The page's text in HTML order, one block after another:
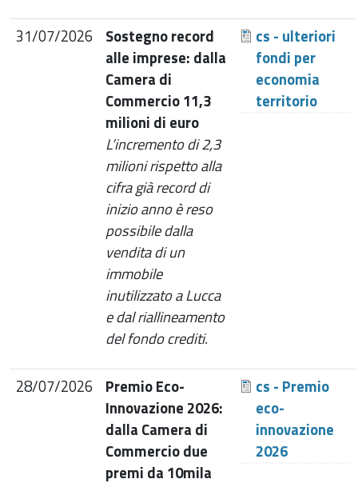
31/07/2026
Sostegno record
alle imprese: dalla
Camera di
Commercio 11,3
milioni di euro
L’incremento di 2,3
milioni rispetto alla
cifra già record di
inizio anno è reso
possibile dalla
vendita di un
immobile
inutilizzato a Lucca
e dal riallineamento
del fondo crediti.
cs - ulteriori
fondi per
economia
territorio
28/07/2026
​Premio Eco-
Innovazione 2026:
dalla Camera di
Commercio due
premi da 10mila
cs - Premio
eco-
innovazione
2026